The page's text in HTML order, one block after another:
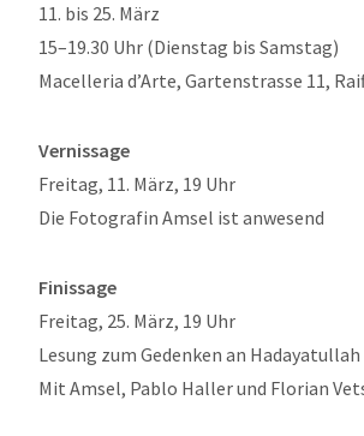
11. bis 25. März
15–19.30 Uhr (Dienstag bis Samstag)
Macelleria d’Arte, Gartenstrasse 11,
Vernissage
Freitag, 11. März, 19 Uhr
Die Fotografin Amsel ist anwesend
Finissage
Freitag, 25. März, 19 Uhr
Lesung zum Gedenken an Hadayatullah
Mit Amsel, Pablo Haller und Florian